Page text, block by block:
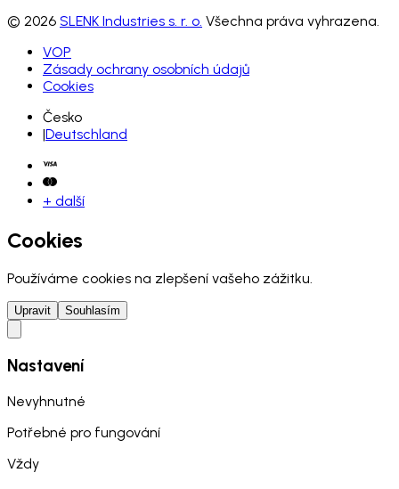
© 2026 SLENK Industries s. r. o. Všechna práva vyhrazena.
VOP
Zásady ochrany osobních údajů
Cookies
Česko
|Deutschland
+ další
Cookies
Používáme cookies na zlepšení vašeho zážitku.
Upravit Souhlasím
Nastavení
Nevyhnutné
Potřebné pro fungování
Vždy